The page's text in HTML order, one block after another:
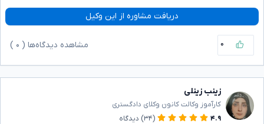
دریافت مشاوره از این وکیل
۰ مشاهده دیدگاه‌ها ( ۰
زینب زینلی
کارآموز وکالت کانون وکلای دادگستری
۴.۹
(۳۴) دیدگاه